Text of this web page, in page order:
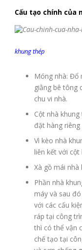
Cấu tạo chính của
Kết
khung thép
Móng nhà: Đổ
giằng bê tông
chu vi nhà.
Cột nhà
đặt hàng
Vì kèo nhà
liên kết với cột
Xà gồ mái nhà
Phần nhà
máy và sau
với các cấu
ráp tại công
thì có thể vận
chế tạo tại